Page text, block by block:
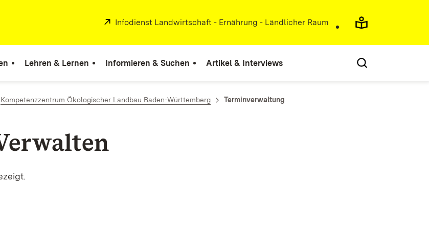
Extern:
Infodienst Landwirtschaft - Ernährung - Ländlicher Raum
Lehren & Lernen Informieren & Suchen Artikel & Interviews
Kompetenzzentrum Ökologischer Landbau Baden-Württemberg Terminverwaltung